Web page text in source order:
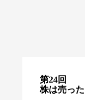
第24回
株は売っ